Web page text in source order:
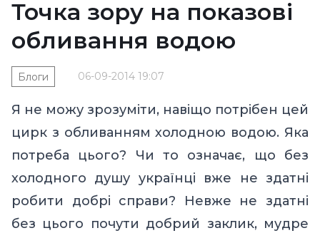
Точка зору на показові
обливання водою
06-09-2014 19:07
Блоги
Я не можу зрозуміти, навіщо потрібен цей
цирк з обливанням холодною водою. Яка
потреба цього? Чи то означає, що без
холодного душу українці вже не здатні
робити добрі справи? Невже не здатні
без цього почути добрий заклик, мудре